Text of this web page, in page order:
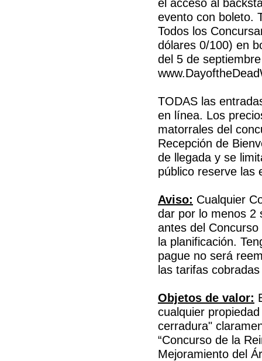
el acceso al
evento con boleto.
Todos los
dólares 0/100) en
del 5 de
TODAS las
en línea. Los
matorrales del
Recepción de
de llegada y se
público reserve las
Aviso: Cualquier
dar por lo menos 2
antes del
la planificación.
pague no será
las tarifas
Objetos de valor:
cualquier
cerradura"
“Concurso de la
Mejoramiento del